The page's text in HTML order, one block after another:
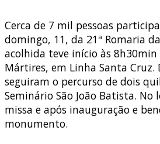
Cerca de 7 mil pessoas
domingo, 11, da 21ª Romaria
acolhida teve início às 8h30min
Mártires, em Linha Santa Cruz.
seguiram o percurso de dois
Seminário São João Batista. No
missa e após inauguração e
monumento.